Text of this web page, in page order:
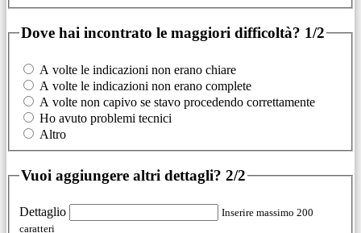
Dove hai incontrato le maggiori difficoltà? 1/2
A volte le indicazioni non erano chiare
A volte le indicazioni non erano complete
A volte non capivo se stavo procedendo correttamente
Ho avuto problemi tecnici
Altro
Vuoi aggiungere altri dettagli? 2/2
Dettaglio
Inserire massimo 200
caratteri